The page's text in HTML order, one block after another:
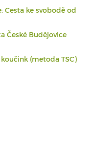
Cesta ke svobodě od
České Budějovice
(metoda TSC)